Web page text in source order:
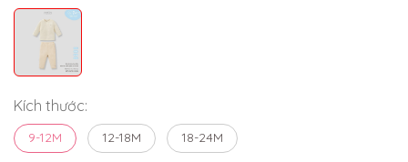
Kích thước:
9-12M 12-18M 18-24M